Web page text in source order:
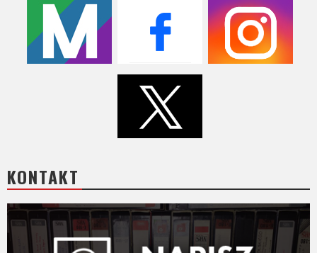
KONTAKT